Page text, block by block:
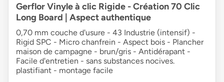
Gerflor Vinyle à clic Rigide - Création 70 Clic
Long Board | Aspect authentique
0,70 mm couche d'usure - 43 Industrie (intensif) -
Rigid SPC - Micro chanfrein - Aspect bois - Plancher
maison de campagne - brun/gris - Antidérapant -
Facile d'entretien - sans substances nocives.
plastifiant - montage facile